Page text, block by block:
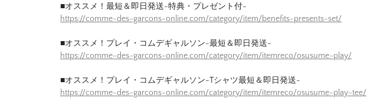
■オススメ！最短＆即日発送-特典・プレゼント付-
https://comme-des-garcons-online.com/category/item/benefits-presents-set/
■オススメ！プレイ・コムデギャルソン-最短＆即日発送-
https://comme-des-garcons-online.com/category/item/itemreco/osusume-play/
■オススメ！プレイ・コムデギャルソン-Tシャツ最短＆即日発送-
https://comme-des-garcons-online.com/category/item/itemreco/osusume-play-tee/